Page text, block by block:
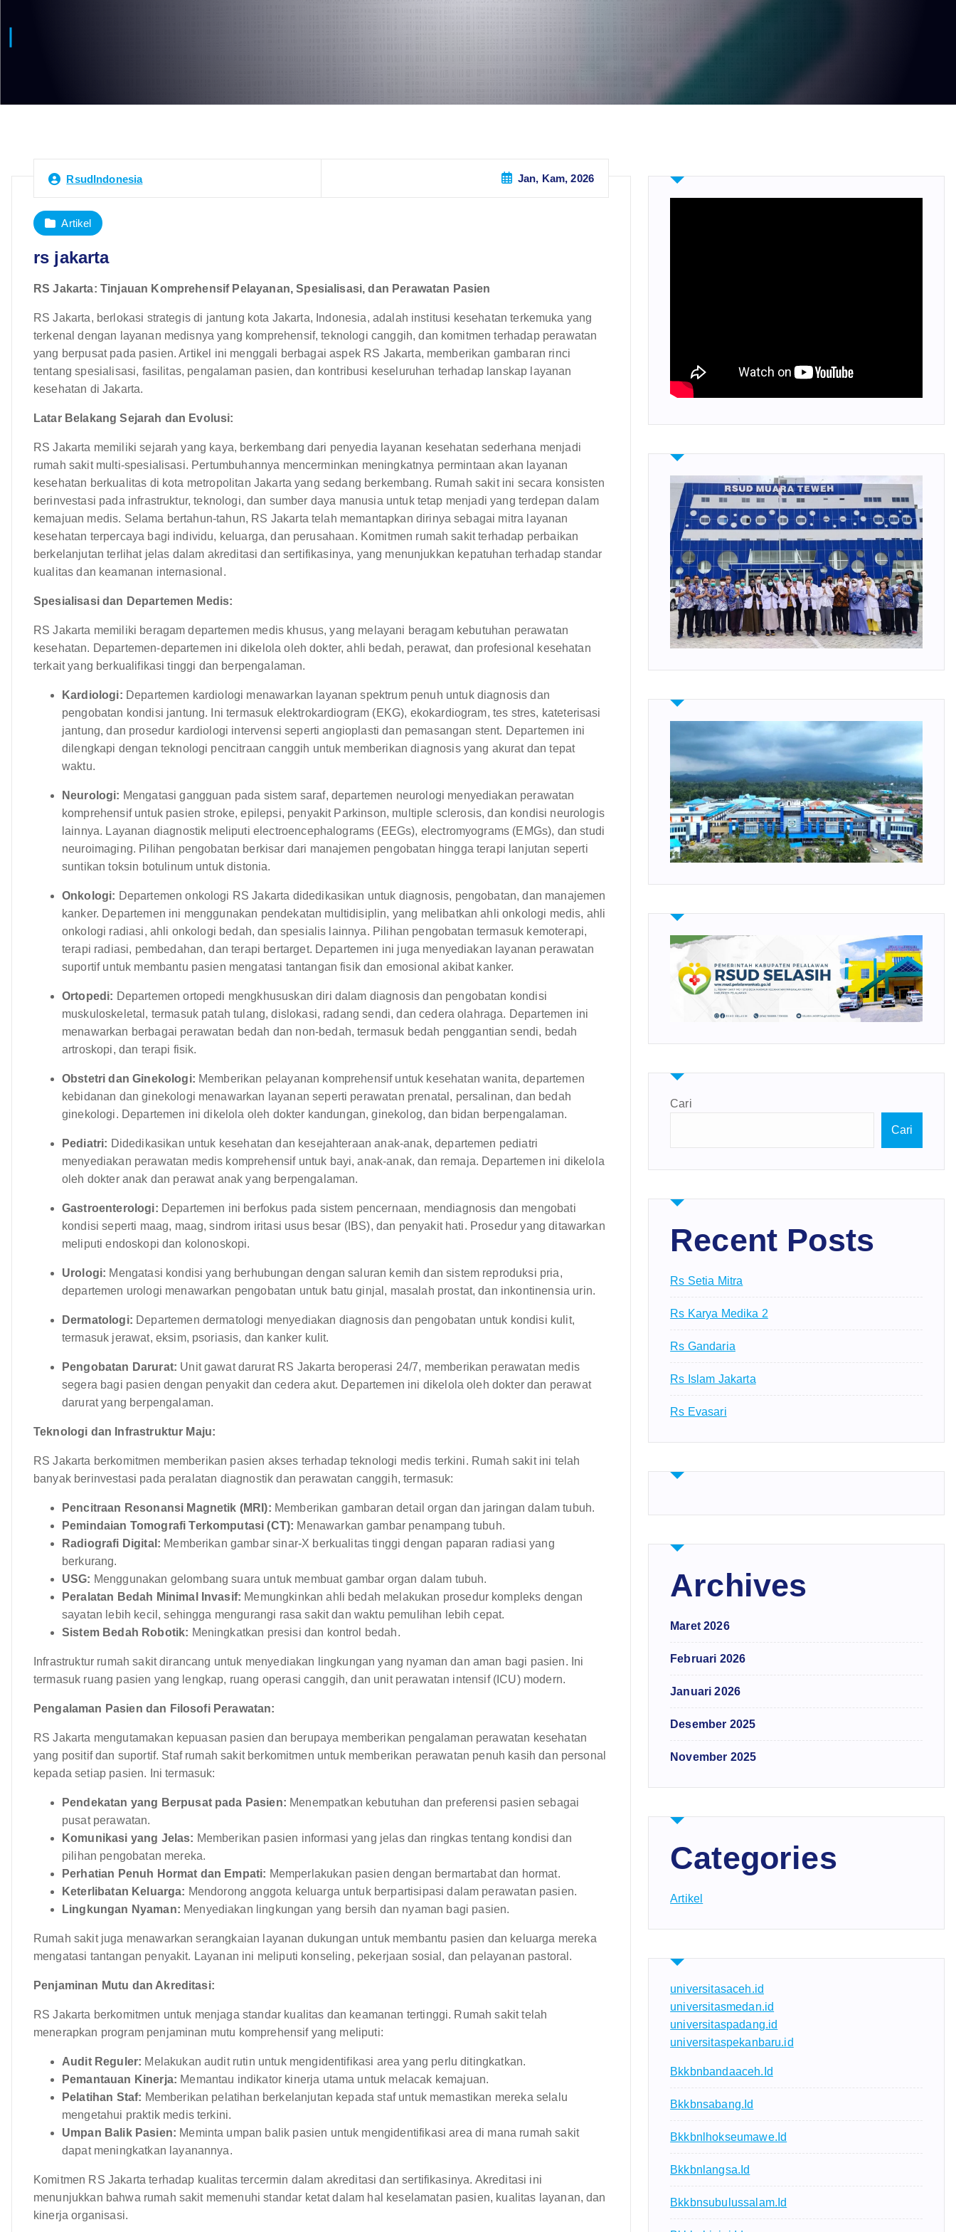
RsudIndonesia Jan, Kam, 2026
Artikel
rs jakarta
RS Jakarta: Tinjauan Komprehensif Pelayanan, Spesialisasi, dan Perawatan Pasien
RS Jakarta, berlokasi strategis di jantung kota Jakarta, Indonesia, adalah institusi kesehatan terkemuka yang
terkenal dengan layanan medisnya yang komprehensif, teknologi canggih, dan komitmen terhadap perawatan
yang berpusat pada pasien. Artikel ini menggali berbagai aspek RS Jakarta, memberikan gambaran rinci
tentang spesialisasi, fasilitas, pengalaman pasien, dan kontribusi keseluruhan terhadap lanskap layanan
kesehatan di Jakarta.
Latar Belakang Sejarah dan Evolusi:
RS Jakarta memiliki sejarah yang kaya, berkembang dari penyedia layanan kesehatan sederhana menjadi
rumah sakit multi-spesialisasi. Pertumbuhannya mencerminkan meningkatnya permintaan akan layanan
kesehatan berkualitas di kota metropolitan Jakarta yang sedang berkembang. Rumah sakit ini secara konsisten
berinvestasi pada infrastruktur, teknologi, dan sumber daya manusia untuk tetap menjadi yang terdepan dalam
kemajuan medis. Selama bertahun-tahun, RS Jakarta telah memantapkan dirinya sebagai mitra layanan
kesehatan terpercaya bagi individu, keluarga, dan perusahaan. Komitmen rumah sakit terhadap perbaikan
berkelanjutan terlihat jelas dalam akreditasi dan sertifikasinya, yang menunjukkan kepatuhan terhadap standar
kualitas dan keamanan internasional.
Spesialisasi dan Departemen Medis:
RS Jakarta memiliki beragam departemen medis khusus, yang melayani beragam kebutuhan perawatan
kesehatan. Departemen-departemen ini dikelola oleh dokter, ahli bedah, perawat, dan profesional kesehatan
terkait yang berkualifikasi tinggi dan berpengalaman.
Kardiologi: Departemen kardiologi menawarkan layanan spektrum penuh untuk diagnosis dan
pengobatan kondisi jantung. Ini termasuk elektrokardiogram (EKG), ekokardiogram, tes stres, kateterisasi
jantung, dan prosedur kardiologi intervensi seperti angioplasti dan pemasangan stent. Departemen ini
dilengkapi dengan teknologi pencitraan canggih untuk memberikan diagnosis yang akurat dan tepat
waktu.
Neurologi: Mengatasi gangguan pada sistem saraf, departemen neurologi menyediakan perawatan
komprehensif untuk pasien stroke, epilepsi, penyakit Parkinson, multiple sclerosis, dan kondisi neurologis
lainnya. Layanan diagnostik meliputi electroencephalograms (EEGs), electromyograms (EMGs), dan studi
neuroimaging. Pilihan pengobatan berkisar dari manajemen pengobatan hingga terapi lanjutan seperti
suntikan toksin botulinum untuk distonia.
Onkologi: Departemen onkologi RS Jakarta didedikasikan untuk diagnosis, pengobatan, dan manajemen
kanker. Departemen ini menggunakan pendekatan multidisiplin, yang melibatkan ahli onkologi medis, ahli
onkologi radiasi, ahli onkologi bedah, dan spesialis lainnya. Pilihan pengobatan termasuk kemoterapi,
terapi radiasi, pembedahan, dan terapi bertarget. Departemen ini juga menyediakan layanan perawatan
suportif untuk membantu pasien mengatasi tantangan fisik dan emosional akibat kanker.
Ortopedi: Departemen ortopedi mengkhususkan diri dalam diagnosis dan pengobatan kondisi
muskuloskeletal, termasuk patah tulang, dislokasi, radang sendi, dan cedera olahraga. Departemen ini
menawarkan berbagai perawatan bedah dan non-bedah, termasuk bedah penggantian sendi, bedah
artroskopi, dan terapi fisik.
Obstetri dan Ginekologi: Memberikan pelayanan komprehensif untuk kesehatan wanita, departemen
kebidanan dan ginekologi menawarkan layanan seperti perawatan prenatal, persalinan, dan bedah
ginekologi. Departemen ini dikelola oleh dokter kandungan, ginekolog, dan bidan berpengalaman.
Pediatri: Didedikasikan untuk kesehatan dan kesejahteraan anak-anak, departemen pediatri
menyediakan perawatan medis komprehensif untuk bayi, anak-anak, dan remaja. Departemen ini dikelola
oleh dokter anak dan perawat anak yang berpengalaman.
Gastroenterologi: Departemen ini berfokus pada sistem pencernaan, mendiagnosis dan mengobati
kondisi seperti maag, maag, sindrom iritasi usus besar (IBS), dan penyakit hati. Prosedur yang ditawarkan
meliputi endoskopi dan kolonoskopi.
Urologi: Mengatasi kondisi yang berhubungan dengan saluran kemih dan sistem reproduksi pria,
departemen urologi menawarkan pengobatan untuk batu ginjal, masalah prostat, dan inkontinensia urin.
Dermatologi: Departemen dermatologi menyediakan diagnosis dan pengobatan untuk kondisi kulit,
termasuk jerawat, eksim, psoriasis, dan kanker kulit.
Pengobatan Darurat: Unit gawat darurat RS Jakarta beroperasi 24/7, memberikan perawatan medis
segera bagi pasien dengan penyakit dan cedera akut. Departemen ini dikelola oleh dokter dan perawat
darurat yang berpengalaman.
Teknologi dan Infrastruktur Maju:
RS Jakarta berkomitmen memberikan pasien akses terhadap teknologi medis terkini. Rumah sakit ini telah
banyak berinvestasi pada peralatan diagnostik dan perawatan canggih, termasuk:
Pencitraan Resonansi Magnetik (MRI): Memberikan gambaran detail organ dan jaringan dalam tubuh.
Pemindaian Tomografi Terkomputasi (CT): Menawarkan gambar penampang tubuh.
Radiografi Digital: Memberikan gambar sinar-X berkualitas tinggi dengan paparan radiasi yang
berkurang.
USG: Menggunakan gelombang suara untuk membuat gambar organ dalam tubuh.
Peralatan Bedah Minimal Invasif: Memungkinkan ahli bedah melakukan prosedur kompleks dengan
sayatan lebih kecil, sehingga mengurangi rasa sakit dan waktu pemulihan lebih cepat.
Sistem Bedah Robotik: Meningkatkan presisi dan kontrol bedah.
Infrastruktur rumah sakit dirancang untuk menyediakan lingkungan yang nyaman dan aman bagi pasien. Ini
termasuk ruang pasien yang lengkap, ruang operasi canggih, dan unit perawatan intensif (ICU) modern.
Pengalaman Pasien dan Filosofi Perawatan:
RS Jakarta mengutamakan kepuasan pasien dan berupaya memberikan pengalaman perawatan kesehatan
yang positif dan suportif. Staf rumah sakit berkomitmen untuk memberikan perawatan penuh kasih dan personal
kepada setiap pasien. Ini termasuk:
Pendekatan yang Berpusat pada Pasien: Menempatkan kebutuhan dan preferensi pasien sebagai
pusat perawatan.
Komunikasi yang Jelas: Memberikan pasien informasi yang jelas dan ringkas tentang kondisi dan
pilihan pengobatan mereka.
Perhatian Penuh Hormat dan Empati: Memperlakukan pasien dengan bermartabat dan hormat.
Keterlibatan Keluarga: Mendorong anggota keluarga untuk berpartisipasi dalam perawatan pasien.
Lingkungan Nyaman: Menyediakan lingkungan yang bersih dan nyaman bagi pasien.
Rumah sakit juga menawarkan serangkaian layanan dukungan untuk membantu pasien dan keluarga mereka
mengatasi tantangan penyakit. Layanan ini meliputi konseling, pekerjaan sosial, dan pelayanan pastoral.
Penjaminan Mutu dan Akreditasi:
RS Jakarta berkomitmen untuk menjaga standar kualitas dan keamanan tertinggi. Rumah sakit telah
menerapkan program penjaminan mutu komprehensif yang meliputi:
Audit Reguler: Melakukan audit rutin untuk mengidentifikasi area yang perlu ditingkatkan.
Pemantauan Kinerja: Memantau indikator kinerja utama untuk melacak kemajuan.
Pelatihan Staf: Memberikan pelatihan berkelanjutan kepada staf untuk memastikan mereka selalu
mengetahui praktik medis terkini.
Umpan Balik Pasien: Meminta umpan balik pasien untuk mengidentifikasi area di mana rumah sakit
dapat meningkatkan layanannya.
Komitmen RS Jakarta terhadap kualitas tercermin dalam akreditasi dan sertifikasinya. Akreditasi ini
menunjukkan bahwa rumah sakit memenuhi standar ketat dalam hal keselamatan pasien, kualitas layanan, dan
kinerja organisasi.
Cari
Cari
Recent Posts
Rs Setia Mitra
Rs Karya Medika 2
Rs Gandaria
Rs Islam Jakarta
Rs Evasari
Archives
Maret 2026
Februari 2026
Januari 2026
Desember 2025
November 2025
Categories
Artikel
universitasaceh.id
universitasmedan.id
universitaspadang.id
universitaspekanbaru.id
Bkkbnbandaaceh.id
Bkkbnsabang.id
Bkkbnlhokseumawe.id
Bkkbnlangsa.id
Bkkbnsubulussalam.id